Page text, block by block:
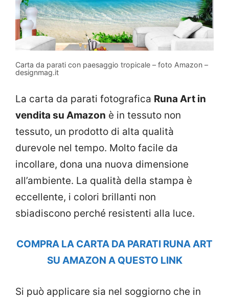
Carta da parati con paesaggio tropicale – foto Amazon –
designmag.it
La carta da parati fotografica Runa Art in
vendita su Amazon è in tessuto non
tessuto, un prodotto di alta qualità
durevole nel tempo. Molto facile da
incollare, dona una nuova dimensione
all’ambiente. La qualità della stampa è
eccellente, i colori brillanti non
sbiadiscono perché resistenti alla luce.
COMPRA LA CARTA DA PARATI RUNA ART
SU AMAZON A QUESTO LINK
Si può applicare sia nel soggiorno che in